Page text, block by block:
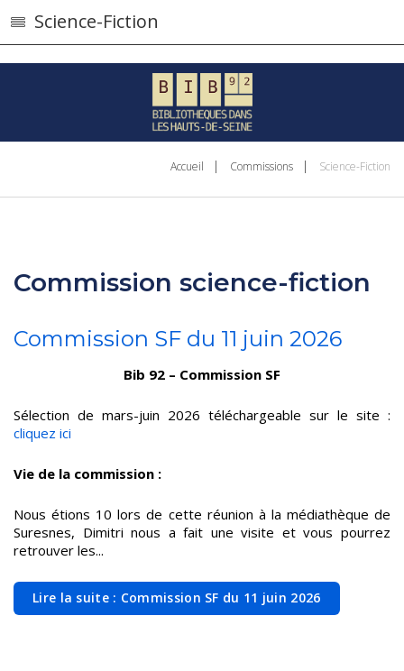
Science-Fiction
Accueil Commissions Science-Fiction
Commission science-fiction
Commission SF du 11 juin 2026
Bib 92 – Commission SF
Sélection de mars-juin 2026 téléchargeable sur le site :
cliquez ici
Vie de la commission :
Nous étions 10 lors de cette réunion à la médiathèque de
Suresnes, Dimitri nous a fait une visite et vous pourrez
retrouver les...
Lire la suite : Commission SF du 11 juin 2026